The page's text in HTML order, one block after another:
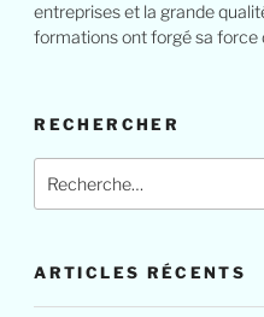
entreprises et la grande
formations ont forgé sa force
RECHERCHER
pour
ARTICLES RÉCENTS